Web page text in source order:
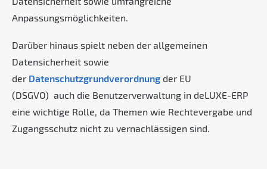
Anpassungsmöglichkeiten.
Darüber hinaus spielt neben der allgemeinen
Datensicherheit sowie
der Datenschutzgrundverordnung der EU
(DSGVO) auch die Benutzerverwaltung in deLUXE-ERP
eine wichtige Rolle, da Themen wie Rechtevergabe und
Zugangsschutz nicht zu vernachlässigen sind.